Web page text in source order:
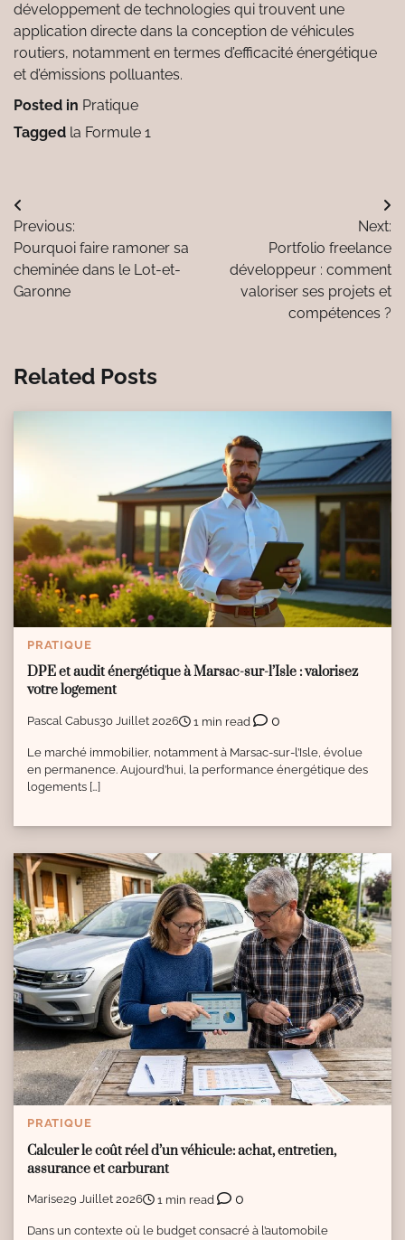
développement de technologies qui trouvent une
application directe dans la conception de véhicules
routiers, notamment en termes d’efficacité énergétique
et d’émissions polluantes.
Posted in Pratique
Tagged la Formule 1
Navigation
de
l’article
Previous:
Pourquoi faire ramoner sa
cheminée dans le Lot-et-
Garonne
Next:
Portfolio freelance
développeur : comment
valoriser ses projets et
compétences ?
Related Posts
PRATIQUE
DPE et audit énergétique à Marsac-sur-l’Isle : valorisez
votre logement
Pascal Cabus30 Juillet 2026 1 min read 0
Le marché immobilier, notamment à Marsac-sur-l’Isle, évolue
en permanence. Aujourd’hui, la performance énergétique des
logements […]
PRATIQUE
Calculer le coût réel d’un véhicule: achat, entretien,
assurance et carburant
Marise29 Juillet 2026 1 min read 0
Dans un contexte où le budget consacré à l’automobile